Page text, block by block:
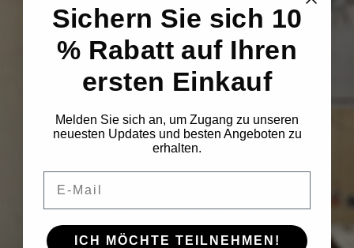
Sichern Sie sich 10
% Rabatt auf Ihren
ersten Einkauf
Melden Sie sich an, um Zugang zu unseren
neuesten Updates und besten Angeboten zu
erhalten.
ICH MÖCHTE TEILNEHMEN!